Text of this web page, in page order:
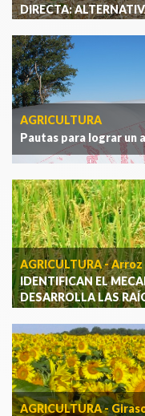
DIRECTA:
AGRICULTURA
Pautas para lograr un
AGRICULTURA - Arroz
IDENTIFICAN EL
DESARROLLA LAS
AGRICULTURA -